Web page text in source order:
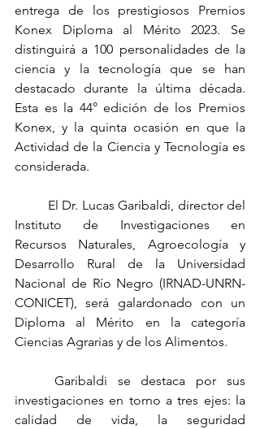
entrega de los prestigiosos Premios
Konex Diploma al Mérito 2023. Se
distinguirá a 100 personalidades de la
ciencia y la tecnología que se han
destacado durante la última década.
Esta es la 44° edición de los Premios
Konex, y la quinta ocasión en que la
Actividad de la Ciencia y Tecnología es
considerada.
Instituto de Investigaciones en
Recursos Naturales, Agroecología y
Desarrollo Rural de la Universidad
Nacional de Río Negro (IRNAD-UNRN-
CONICET), será galardonado con un
Diploma al Mérito en la categoría
Ciencias Agrarias y de los Alimentos.
investigaciones en torno a tres ejes: la
calidad de vida, la seguridad